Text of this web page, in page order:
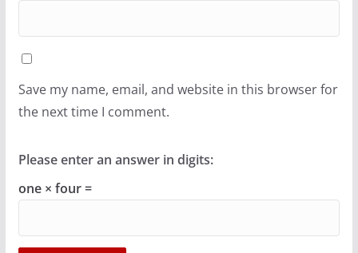
Save my name, email, and website in this browser for
the next time I comment.
Please enter an answer in digits:
one × four =